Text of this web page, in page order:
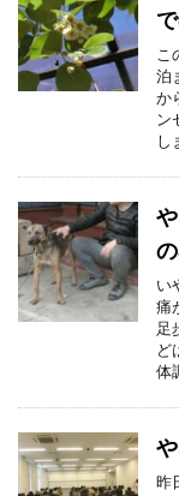
こ
泊
か
ン
い
痛
足
ど
体
昨